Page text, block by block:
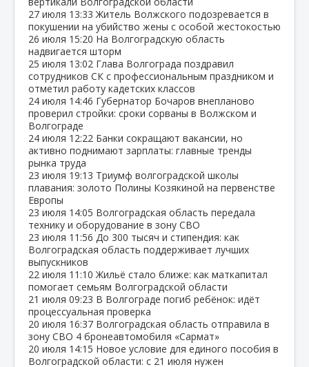
27 июля 13:33 Житель Волжского подозревается в
покушении на убийство жены с особой жестокостью
26 июля 15:20 На Волгоградскую область
надвигается шторм
25 июля 13:02 Глава Волгограда поздравил
сотрудников СК с профессиональным праздником и
отметил работу кадетских классов
24 июля 14:46 Губернатор Бочаров внепланово
проверил стройки: сроки сорваны в Волжском и
Волгограде
24 июля 12:22 Банки сокращают вакансии, но
активно поднимают зарплаты: главные тренды
рынка труда
23 июля 19:13 Триумф волгоградской школы
плавания: золото Полины Козякиной на первенстве
Европы
23 июля 14:05 Волгоградская область передала
технику и оборудование в зону СВО
23 июля 11:56 До 300 тысяч и стипендия: как
Волгоградская область поддерживает лучших
выпускников
22 июля 11:10 Жильё стало ближе: как маткапитал
помогает семьям Волгоградской области
21 июля 09:23 В Волгограде погиб ребёнок: идёт
процессуальная проверка
20 июля 16:37 Волгоградская область отправила в
зону СВО 4 бронеавтомобиля «Сармат»
20 июля 14:15 Новое условие для единого пособия в
Волгоградской области: с 21 июля нужен